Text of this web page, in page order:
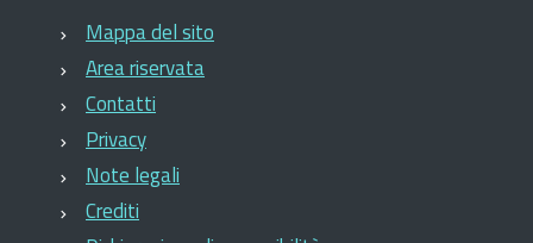
Mappa del sito
Area riservata
Contatti
Privacy
Note legali
Crediti